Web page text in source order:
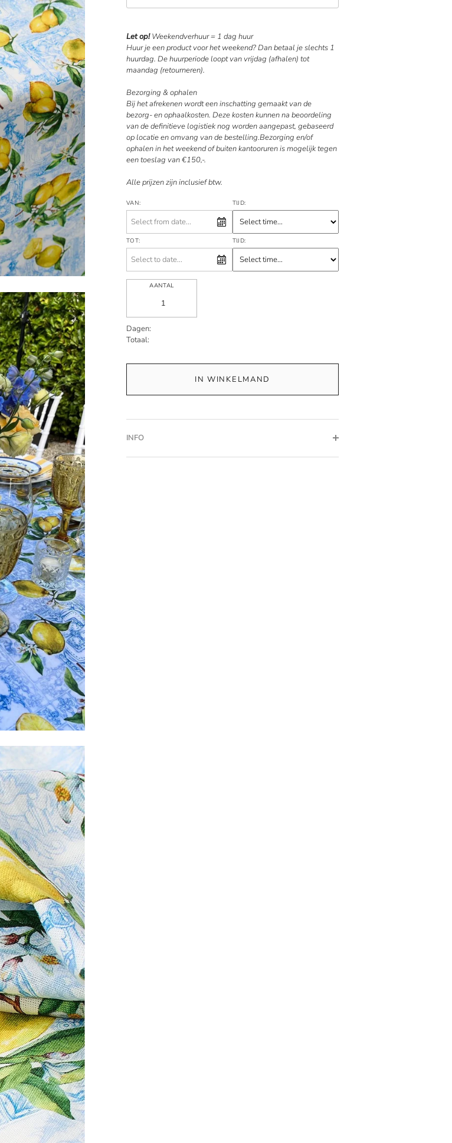
Let op!Weekendverhuur = 1 dag huur
Huur je een product voor het weekend? Dan betaal je slechts 1
huurdag. De huurperiode loopt van vrijdag (afhalen) tot
maandag (retourneren).
Bezorging & ophalen
Bij het afrekenen wordt een inschatting gemaakt van de
bezorg- en ophaalkosten. Deze kosten kunnen na beoordeling
van de definitieve logistiek nog worden aangepast, gebaseerd
op locatie en omvang van de bestelling.Bezorging en/of
ophalen in het weekend of buiten kantooruren is mogelijk tegen
een toeslag van €150,-.
Alle prijzen zijn inclusief btw.
VAN: TIJD:
TOT: TIJD:
AANTAL
Dagen:
Totaal:
IN WINKELMAND
INFO